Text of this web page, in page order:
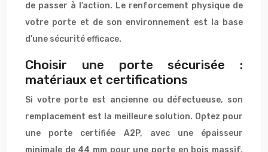
de passer à l’action. Le renforcement physique de
votre porte et de son environnement est la base
d’une sécurité efficace.
Choisir une porte sécurisée :
matériaux et certifications
Si votre porte est ancienne ou défectueuse, son
remplacement est la meilleure solution. Optez pour
une porte certifiée A2P, avec une épaisseur
minimale de 44 mm pour une porte en bois massif,